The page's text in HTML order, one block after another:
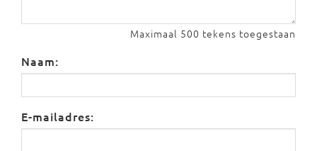
Maximaal 500 tekens toegestaan
Naam:
E-mailadres: